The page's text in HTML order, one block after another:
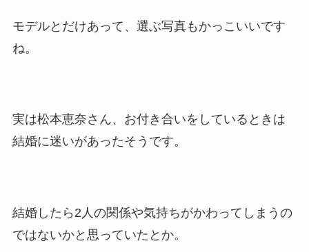
モデルとだけあって、選ぶ写真もかっこいいです
ね。
実は松本恵奈さん、お付き合いをしているときは
結婚に迷いがあったそうです。
結婚したら2人の関係や気持ちがかわってしまうの
ではないかと思っていたとか。